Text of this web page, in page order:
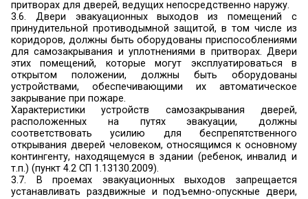
2.1. Наружные пожарные лестницы и
подлежат испытаниям при приемке
эксплуатацию и не реже одного раза в пять
подвергаться периодическим испытаниям.
2.2.Наружные пожарные лестницы и
кровли зданий должны содержаться в
состояниии не менее одного раза в год
проводить обследование целостности
составлением акта по результатам проверки.
2.3. В случае обнаружения нарушений
конструкции производится
их восстановление (ремонт) с последующим
испытаний на прочность.